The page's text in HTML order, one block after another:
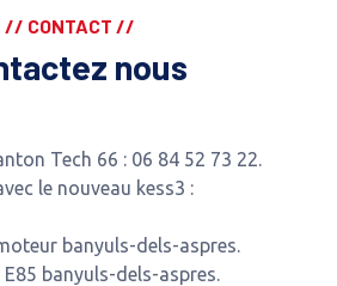
// CONTACT //
nous
Tech 66 : 06 84 52 73 22.
le nouveau kess3 :
banyuls-dels-aspres.
banyuls-dels-aspres.